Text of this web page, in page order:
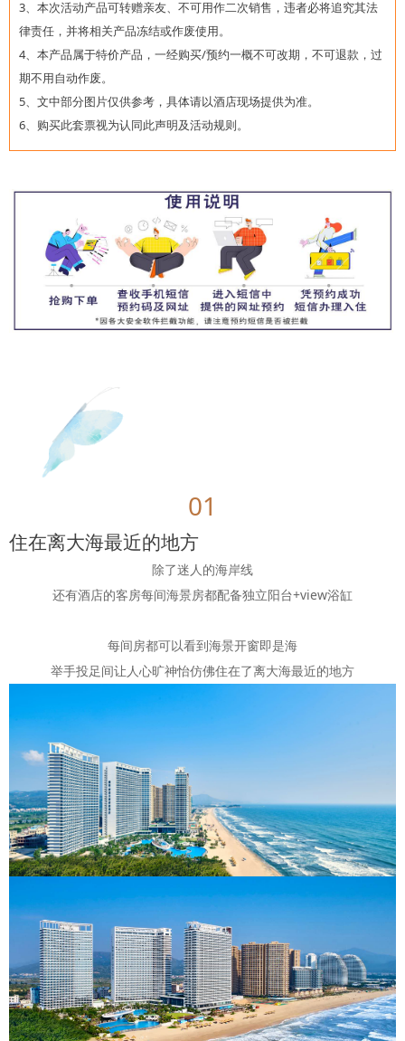
3、本次活动产品可转赠亲友、不可用作二次销售，违者必将追究其法
律责任，并将相关产品冻结或作废使用。
4、本产品属于特价产品，一经购买/预约一概不可改期，不可退款，过
期不用自动作废。
5、文中部分图片仅供参考，具体请以酒店现场提供为准。
6、购买此套票视为认同此声明及活动规则。
01
住在离大海最近的地方
除了迷人的海岸线
还有酒店的客房每间海景房都配备独立阳台+view浴缸
每间房都可以看到海景开窗即是海
举手投足间让人心旷神怡仿佛住在了离大海最近的地方